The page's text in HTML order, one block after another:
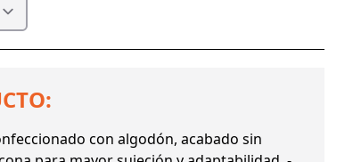
con algodón, acabado sin